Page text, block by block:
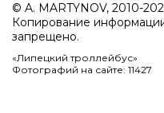
© A. MARTYNOV, 2010-
Копирование
запрещено.
«Липецкий троллейбус»
Фотографий на сайте: 11427